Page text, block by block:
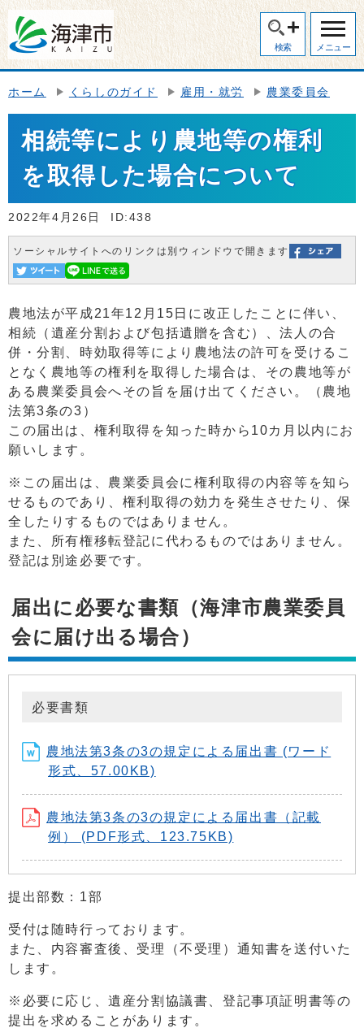
検索 メニュー
ホーム くらしのガイド 雇用・就労 農業委員会
相続等により農地等の権利
を取得した場合について
2022年4月26日 ID:438
ソーシャルサイトへのリンクは別ウィンドウで開きます
農地法が平成21年12月15日に改正したことに伴い、
相続（遺産分割および包括遺贈を含む）、法人の合
併・分割、時効取得等により農地法の許可を受けるこ
となく農地等の権利を取得した場合は、その農地等が
ある農業委員会へその旨を届け出てください。（農地
法第3条の3）
この届出は、権利取得を知った時から10カ月以内にお
願いします。
※この届出は、農業委員会に権利取得の内容等を知ら
せるものであり、権利取得の効力を発生させたり、保
全したりするものではありません。
また、所有権移転登記に代わるものではありません。
登記は別途必要です。
届出に必要な書類（海津市農業委員
会に届け出る場合）
必要書類
農地法第3条の3の規定による届出書 (ワード
形式、57.00KB)
農地法第3条の3の規定による届出書（記載
例） (PDF形式、123.75KB)
提出部数：1部
受付は随時行っております。
また、内容審査後、受理（不受理）通知書を送付いた
します。
※必要に応じ、遺産分割協議書、登記事項証明書等の
提出を求めることがあります。